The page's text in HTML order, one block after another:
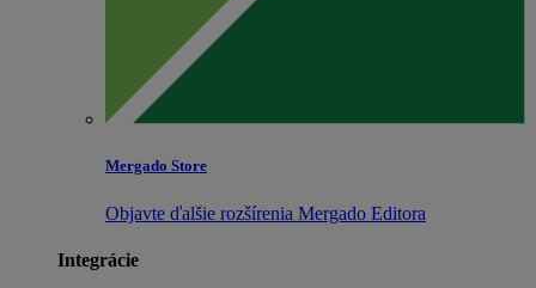
Mergado Store
Objavte ďalšie rozšírenia Mergado Editora
Integrácie